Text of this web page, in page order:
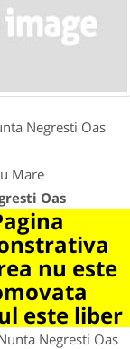
Negresti Oas
Mare
Oas
nu este
este liber
Negresti Oas